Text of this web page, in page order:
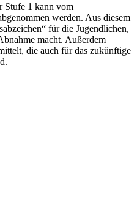
Stufe 1 kann vom
werden. Aus diesem
für die Jugendlichen,
macht. Außerdem
die auch für das zukünftige